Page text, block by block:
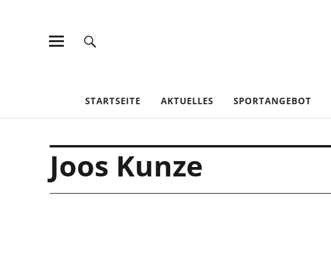
STARTSEITE AKTUELLES SPORTANGEBOT
Joos Kunze